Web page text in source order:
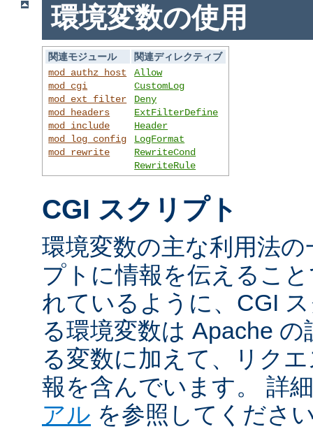
環境変数の使用
関連モジュール
関連ディレクティブ
mod_authz_host
mod_cgi
mod_ext_filter
mod_headers
mod_include
mod_log_config
mod_rewrite
Allow
CustomLog
Deny
ExtFilterDefine
Header
LogFormat
RewriteCond
RewriteRule
CGI スクリプト
環境変数の主な利用法
プトに情報を伝えるこ
れているように、CGI
る環境変数は Apache
る変数に加えて、リク
報を含んでいます。 詳
アル を参照してくださ